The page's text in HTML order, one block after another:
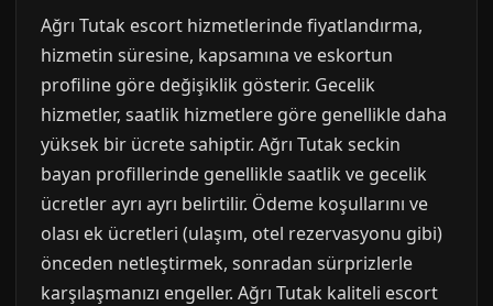
Ağrı Tutak escort hizmetlerinde fiyatlandırma,
hizmetin süresine, kapsamına ve eskortun
profiline göre değişiklik gösterir. Gecelik
hizmetler, saatlik hizmetlere göre genellikle daha
yüksek bir ücrete sahiptir. Ağrı Tutak seckin
bayan profillerinde genellikle saatlik ve gecelik
ücretler ayrı ayrı belirtilir. Ödeme koşullarını ve
olası ek ücretleri (ulaşım, otel rezervasyonu gibi)
önceden netleştirmek, sonradan sürprizlerle
karşılaşmanızı engeller. Ağrı Tutak kaliteli escort